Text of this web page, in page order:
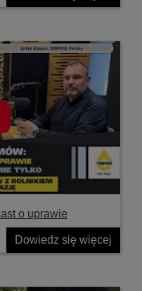
o uprawie
Dowiedz się więcej